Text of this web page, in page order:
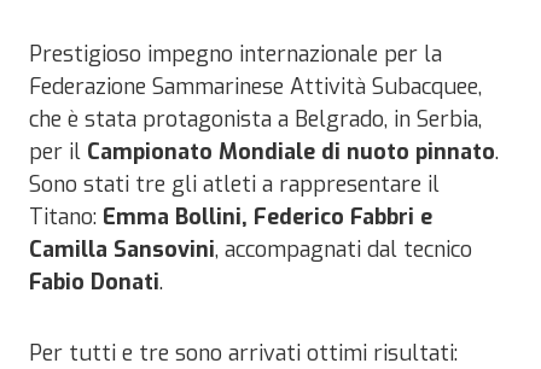
Prestigioso impegno internazionale per la
Federazione Sammarinese Attività Subacquee,
che è stata protagonista a Belgrado, in Serbia,
per il Campionato Mondiale di nuoto pinnato.
Sono stati tre gli atleti a rappresentare il
Titano: Emma Bollini, Federico Fabbri e
Camilla Sansovini, accompagnati dal tecnico
Fabio Donati.
Per tutti e tre sono arrivati ottimi risultati: